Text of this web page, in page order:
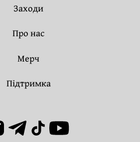
Заходи
Про нас
Мерч
Підтримка